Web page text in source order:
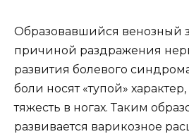
Образовавшийся венозный
причиной раздражения
развития болевого
боли носят «тупой»
тяжесть в ногах. Таким
развивается варикозное